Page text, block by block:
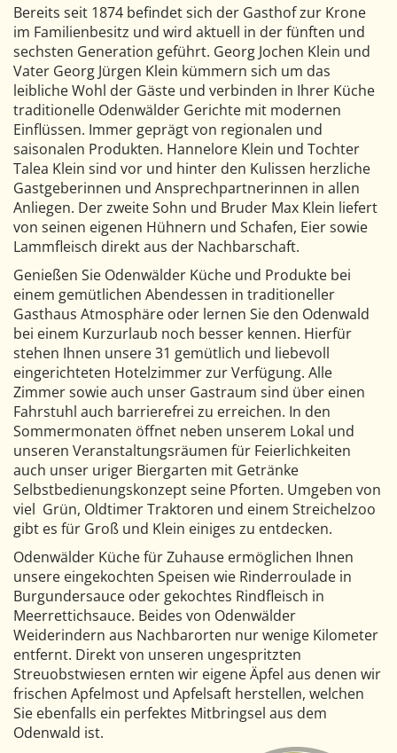
Bereits seit 1874 befindet sich der Gasthof zur Krone
im Familienbesitz und wird aktuell in der fünften und
sechsten Generation geführt. Georg Jochen Klein und
Vater Georg Jürgen Klein kümmern sich um das
leibliche Wohl der Gäste und verbinden in Ihrer Küche
traditionelle Odenwälder Gerichte mit modernen
Einflüssen. Immer geprägt von regionalen und
saisonalen Produkten. Hannelore Klein und Tochter
Talea Klein sind vor und hinter den Kulissen herzliche
Gastgeberinnen und Ansprechpartnerinnen in allen
Anliegen. Der zweite Sohn und Bruder Max Klein liefert
von seinen eigenen Hühnern und Schafen, Eier sowie
Lammfleisch direkt aus der Nachbarschaft.
Genießen Sie Odenwälder Küche und Produkte bei
einem gemütlichen Abendessen in traditioneller
Gasthaus Atmosphäre oder lernen Sie den Odenwald
bei einem Kurzurlaub noch besser kennen. Hierfür
stehen Ihnen unsere 31 gemütlich und liebevoll
eingerichteten Hotelzimmer zur Verfügung. Alle
Zimmer sowie auch unser Gastraum sind über einen
Fahrstuhl auch barrierefrei zu erreichen. In den
Sommermonaten öffnet neben unserem Lokal und
unseren Veranstaltungsräumen für Feierlichkeiten
auch unser uriger Biergarten mit Getränke
Selbstbedienungskonzept seine Pforten. Umgeben von
viel Grün, Oldtimer Traktoren und einem Streichelzoo
gibt es für Groß und Klein einiges zu entdecken.
Odenwälder Küche für Zuhause ermöglichen Ihnen
unsere eingekochten Speisen wie Rinderroulade in
Burgundersauce oder gekochtes Rindfleisch in
Meerrettichsauce. Beides von Odenwälder
Weiderindern aus Nachbarorten nur wenige Kilometer
entfernt. Direkt von unseren ungespritzten
Streuobstwiesen ernten wir eigene Äpfel aus denen wir
frischen Apfelmost und Apfelsaft herstellen, welchen
Sie ebenfalls ein perfektes Mitbringsel aus dem
Odenwald ist.